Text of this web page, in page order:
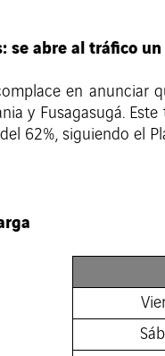
se abre al tráfico
en
y Fusagasugá.
62%, siguiendo el